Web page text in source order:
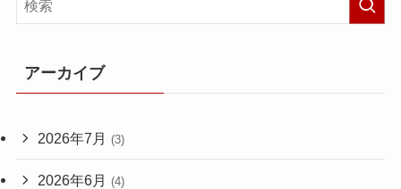
アーカイブ
2026年7月 (3)
2026年6月 (4)